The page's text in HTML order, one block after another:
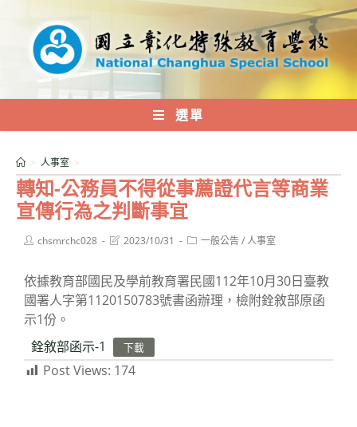
內
選單
轉知-公務員不得從事薦證代言等商業
宣傳行為之判斷事宜
> 人事室 >
Postchsmrchc028
Post2023/10/31
Post一般公告/人事室
依據教育部國民及學前教育署民國112年10月30日臺教
國署人字第1120150783號書函辦理，檢附銓敘部原函
示1份。
銓敘部函示-1
下載
Post Views: 174